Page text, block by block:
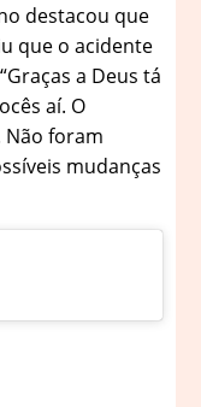
destacou que
que o acidente
a Deus tá
aí. O
foram
mudanças